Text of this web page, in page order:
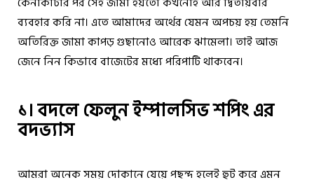
ব্যবহার করি না। এতে আমাদের অর্থের যেমন অপচয় হয় তেমনি
অতিরিক্ত জামা কাপড় গুছানোও আরেক ঝামেলা। তাই আজ
জেনে নিন কিভাবেবাজেটেরমধ্যে পরিপাটি থাকবেন।
১। বদলে ফেলুন ইম্পালসিভ শপিং এর
বদভ্যাস
আমরা অনেক সময় দোকানে যেয়ে পছন্দ হলেই হুট করে এমন